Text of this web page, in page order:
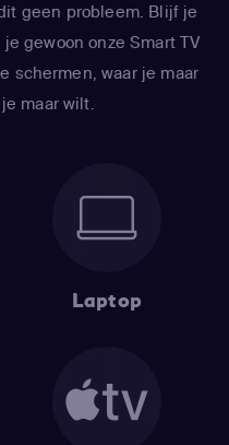
geen probleem. Blijf je
gewoon onze Smart TV
schermen, waar je maar
maar wilt.
Laptop